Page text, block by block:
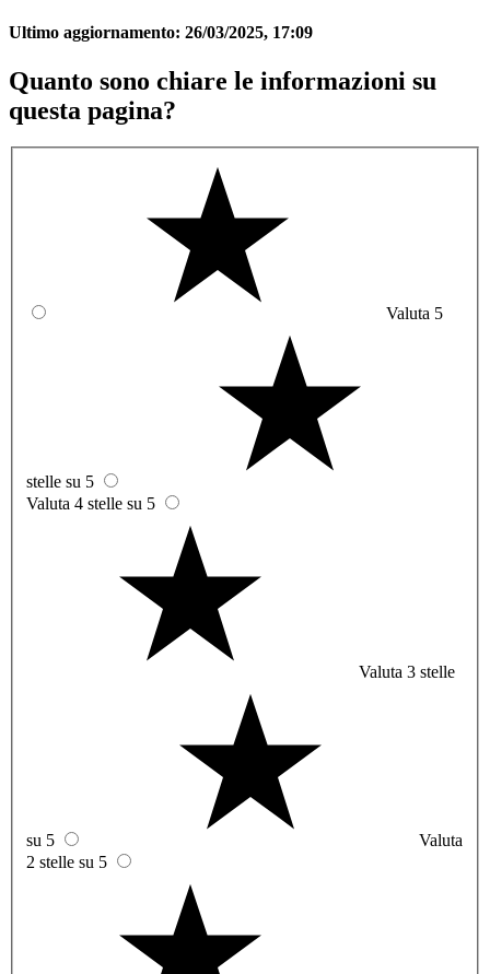
Ultimo aggiornamento: 26/03/2025, 17:09
Quanto sono chiare le informazioni su
questa pagina?
Valuta 5
stelle su 5
Valuta 4 stelle su 5
Valuta 3 stelle
su 5
Valuta
2 stelle su 5